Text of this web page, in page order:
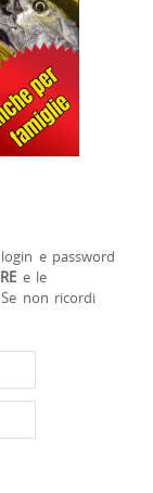
e password
e le
non ricordi